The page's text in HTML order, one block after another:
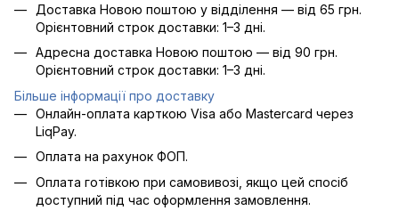
Доставка Новою поштою у відділення — від 65 грн.
Орієнтовний строк доставки: 1–3 дні.
Адресна доставка Новою поштою — від 90 грн.
Орієнтовний строк доставки: 1–3 дні.
Більше інформації про доставку
Онлайн-оплата карткою Visa або Mastercard через
LiqPay.
Оплата на рахунок ФОП.
Оплата готівкою при самовивозі, якщо цей спосіб
доступний під час оформлення замовлення.